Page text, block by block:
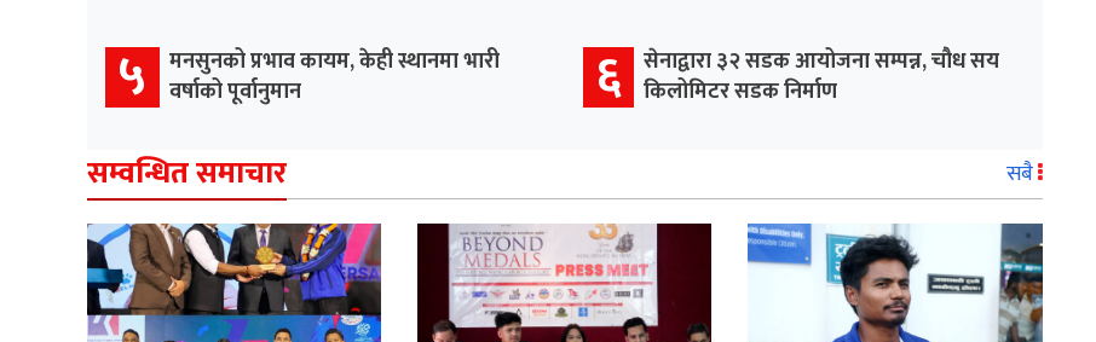
५
मनसुनको प्रभाव कायम, केही स्थानमा भारी
वर्षाको पूर्वानुमान
६ सेनाद्वारा ३२ सडक आयोजना सम्पन्न, चौध सय
किलोमिटर सडक निर्माण
सम्वन्धित समाचार सबै